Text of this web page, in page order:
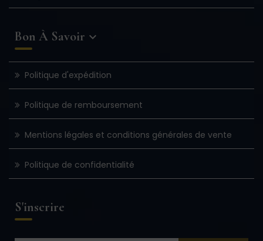
Bon À Savoir 
Politique d'expédition
Politique de remboursement
Mentions légales et conditions générales de vente
Politique de confidentialité
S'inscrire